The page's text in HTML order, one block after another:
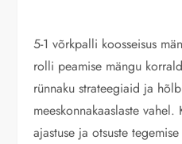
5-1 võrkpalli koosseisus
rolli peamise mängu
rünnaku strateegiaid ja
meeskonnakaaslaste vahel.
ajastuse ja otsuste